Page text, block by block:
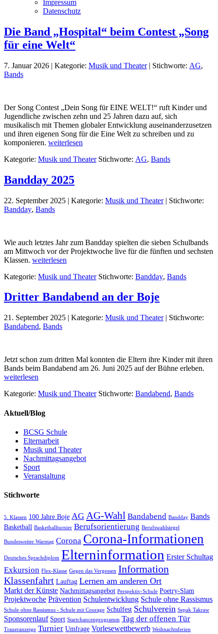
Impressum
Datenschutz
Die Band „Hospital“ beim Contest „Song
für eine Welt“
7. Januar 2026 | Kategorie: Musik und Theater| Stichworte: AG,
Bands
Der Song Contest „Dein Song für EINE WELT!“ ruft Kinder und
Jugendliche zwischen zehn und 25 Jahren dazu auf, sich
musikalisch mit Themen globaler Entwicklung auseinanderzusetzen
und ihren eigenen Song für die Eine Welt zu schreiben und zu
komponieren. weiterlesen
Kategorie: Musik und Theater Stichworte: AG, Bands
Bandday 2025
22. September 2025 | Kategorie: Musik und Theater| Stichworte:
Bandday, Bands
Wie auch letztes Jahr zum Bandday spielten die sieben Schulbands
am Mittwoch vor der Projektwoche live für die fünften und sechsten
Klassen. weiterlesen
Kategorie: Musik und Theater Stichworte: Bandday, Bands
Dritter Bandabend an der Boje
21. September 2025 | Kategorie: Musik und Theater| Stichworte:
Bandabend, Bands
Jetzt schon zum dritten Mal konnten die Eltern ihre Kinder mit ihren
Bands beim Bandabend am 26. Juni 2025 auf der Bühne erleben.
weiterlesen
Kategorie: Musik und Theater Stichworte: Bandabend, Bands
Aktuell/Blog
BCSG Schule
Elternarbeit
Musik und Theater
Nachmittagsangebot
Sport
Veranstaltung
Stichworte
5. Klassen 100 Jahre Boje AG AG-Wahl Bandabend Bandday Bands
Basketball Basketballturnier Berufsorientierung Berufswahlsiegel
Bundesweiter Warntag Corona Corona-Informationen
Deutsches Sprachdiplom Elterninformation Erster Schultag
Exkursion Flex-Klasse Gegen das Vergessen Information
Klassenfahrt Lauftag Lernen am anderen Ort
Markt der Künste Nachmittagsangebot Perspektiv-Schule Poetry-Slam
Projektwoche Prävention Schulentwicklung Schule ohne Rassismus
Schule ohne Rassismus - Schule mit Courage Schulfest Schulverein Sepak Takraw
Sponsorenlauf Sport Startchancenprogramm Tag der offenen Tür
Traueranzeige Turnier Umfrage Vorlesewettbewerb Weihnachtsferien